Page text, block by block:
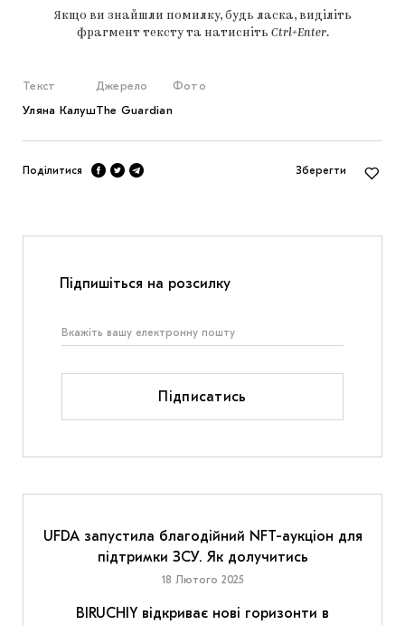
Якщо ви знайшли помилку, будь ласка, виділіть
фрагмент тексту та натисніть Ctrl+Enter.
Текст
Уляна Калуш
Джерело
The Guardian
Фото
Поділитися Зберегти
Підпишіться на розсилку
Підписатись
UFDA запустила благодійний NFT-аукціон для
підтримки ЗСУ. Як долучитись
18 Лютого 2025
BIRUCHIY відкриває нові горизонти в